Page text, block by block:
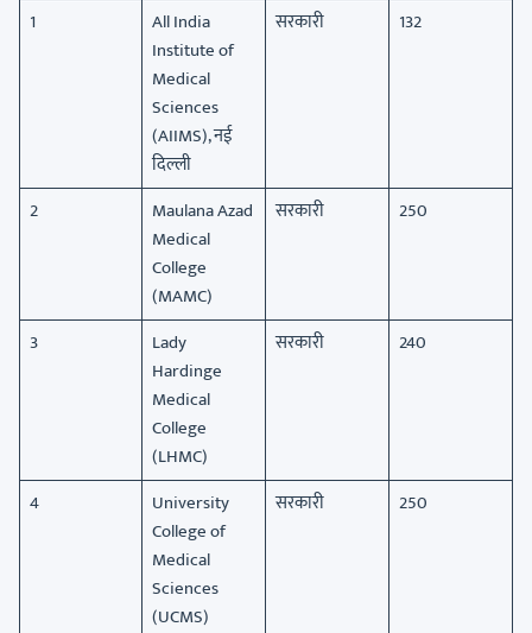
1
All India
Institute of
Medical
Sciences
(AIIMS), नई
दिल्ली
सरकारी 132
2
Maulana Azad
Medical
College
(MAMC)
सरकारी 250
3
Lady
Hardinge
Medical
College
(LHMC)
सरकारी 240
4
University
College of
Medical
Sciences
(UCMS)
सरकारी 250